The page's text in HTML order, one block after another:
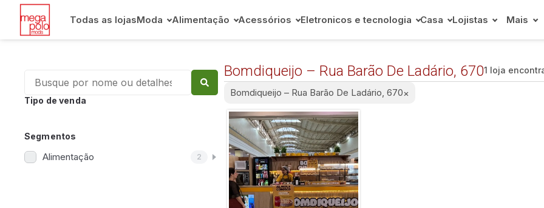
Todas as lojasModa Alimentação Acessórios Eletronicos e tecnologia Casa Lojistas Mais
Tipo de venda
Segmentos
Alimentação 2
Bomdiqueijo – Rua Barão De Ladário, 6701 loja
Bomdiqueijo – Rua Barão De Ladário, 670×